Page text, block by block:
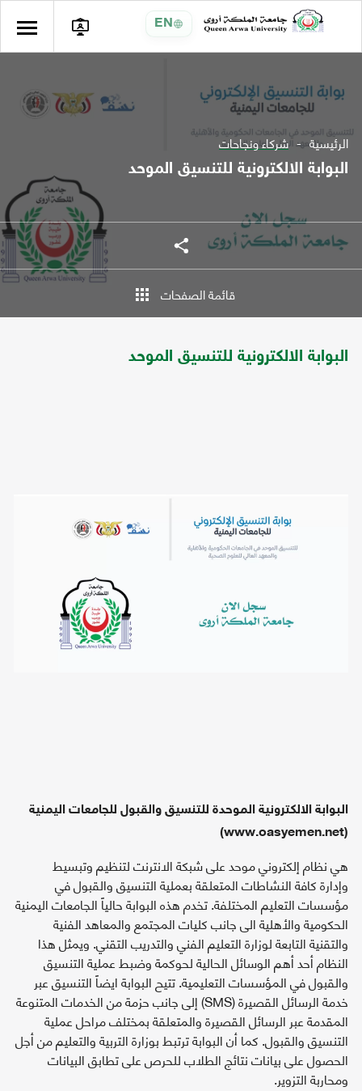
EN
الرئيسية شركاء ونجاحات
البوابة الالكترونية للتنسيق الموحد
شارك
قائمة الصفحات
البوابة الالكترونية للتنسيق الموحد
البوابة الالكترونية الموحدة للتنسيق والقبول للجامعات اليمنية
(www.oasyemen.net)
هي نظام إلكتروني موحد على شبكة الانترنت لتنظيم وتبسيط
وإدارة كافة النشاطات المتعلقة بعملية التنسيق والقبول في
مؤسسات التعليم المختلفة. تخدم هذه البوابة حالياً الجامعات اليمنية
الحكومية والأهلية الى جانب كليات المجتمع والمعاهد الفنية
والتقنية التابعة لوزارة التعليم الفني والتدريب التقني. ويمثل هذا
النظام أحد أهم الوسائل الحالية لحوكمة وضبط عملية التنسيق
والقبول في المؤسسات التعليمية. تتيح البوابة ايضاً التنسيق عبر
خدمة الرسائل القصيرة (SMS) إلى جانب حزمة من الخدمات المتنوعة
المقدمة عبر الرسائل القصيرة والمتعلقة بمختلف مراحل عملية
التنسيق والقبول. كما أن البوابة ترتبط بوزارة التربية والتعليم من أجل
الحصول على بيانات نتائج الطلاب للحرص على تطابق البيانات
ومحاربة التزوير.